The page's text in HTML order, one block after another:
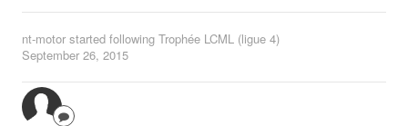
nt-motor started following Trophée LCML (ligue 4)
September 26, 2015